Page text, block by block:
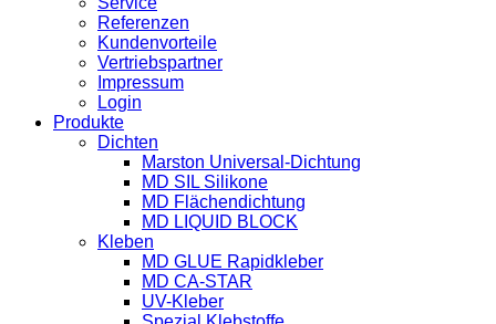
Referenzen
Kundenvorteile
Vertriebspartner
Impressum
Login
Produkte
Dichten
Marston Universal-Dichtung
MD SIL Silikone
MD Flächendichtung
MD LIQUID BLOCK
Kleben
MD GLUE Rapidkleber
MD CA-STAR
UV-Kleber